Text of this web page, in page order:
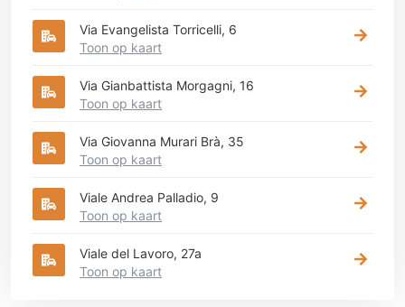
Via Evangelista Torricelli, 6
Toon op kaart
Via Gianbattista Morgagni, 16
Toon op kaart
Via Giovanna Murari Brà, 35
Toon op kaart
Viale Andrea Palladio, 9
Toon op kaart
Viale del Lavoro, 27a
Toon op kaart